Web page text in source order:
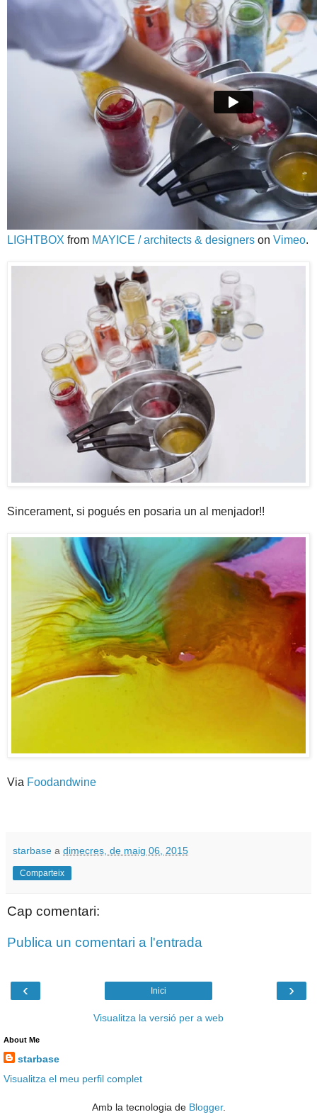
LIGHTBOX from MAYICE / architects & designers on Vimeo.
Sincerament, si pogués en posaria un al menjador!!
Via Foodandwine
starbase a dimecres, de maig 06, 2015
Comparteix
Cap comentari:
Publica un comentari a l'entrada
‹ ›
Inici
Visualitza la versió per a web
About Me
starbase
Visualitza el meu perfil complet
Amb la tecnologia de Blogger.